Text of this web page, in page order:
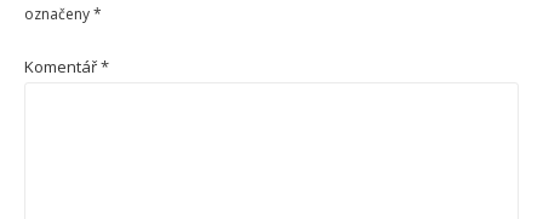
označeny*
Komentář*